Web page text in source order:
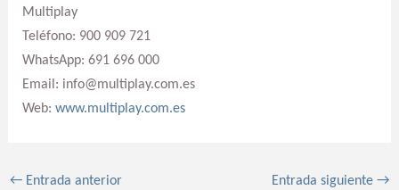
Multiplay
Teléfono: 900 909 721
WhatsApp: 691 696 000
Email: info@multiplay.com.es
Web: www.multiplay.com.es
←Entrada anterior Entrada siguiente→